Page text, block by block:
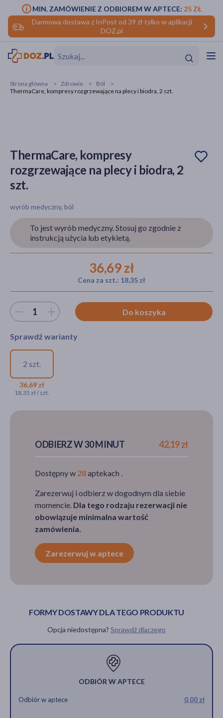
Darmowa dostawa z InPost od 39 zł tylko w aplikacji
DOZ.pl
MIN. ZAMÓWIENIE Z ODBIOREM W APTECE: 25 ZŁ
Strona główna Zdrowie
Ból
ThermaCare, kompresy rozgrzewające na plecy i biodra, 2 szt.
ThermaCare, kompresy
rozgrzewające na plecy i biodra, 2
szt.
wyrób medyczny, ból
To jest wyrób medyczny. Stosuj go zgodnie z
instrukcją użycia lub etykietą.
36,69 zł
Cena za szt.: 18,35 zł
Wybierz ilość Do koszyka
Sprawdź warianty
2 szt.
36,69 zł
18,35 zł / szt.
36,69 zł
ODBIERZ W 30 MINUT 42,19 zł
Dostępny w 28aptekach .
Zarezerwuj i odbierz w dogodnym dla siebie
momencie. Dla tego rodzaju rezerwacji nie
obowiązuje minimalna wartość
zamówienia.
Zarezerwuj w aptece
FORMY DOSTAWY DLA TEGO PRODUKTU
Opcja niedostępna? Sprawdź dlaczego
ODBIÓR W APTECE
Odbiór w aptece 0,00 zł